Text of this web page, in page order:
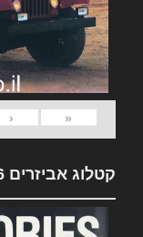
«
‹
קטלוג אביזרים Jeep 1986